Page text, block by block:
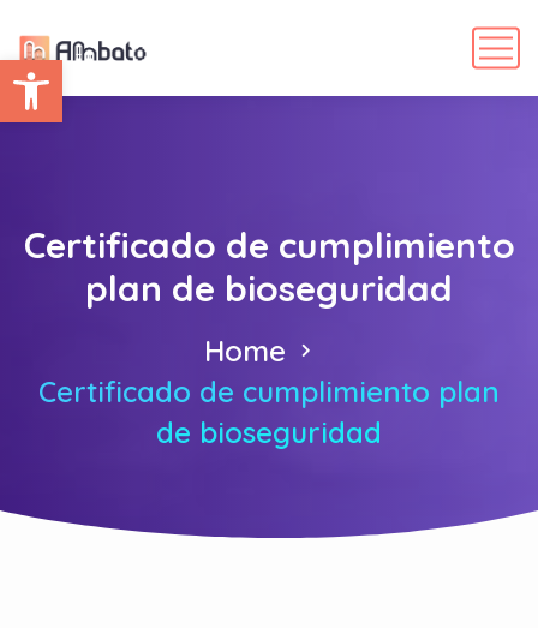
Abrir barra de herramientas
Certificado de cumplimiento
plan de bioseguridad
Home
Certificado de cumplimiento plan
de bioseguridad